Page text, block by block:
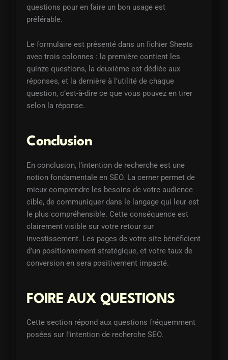
questions pour en faire un bon usage est
préférable.
Le formulaire est présenté dans un fichier Sheets
avec trois colonnes : la première contient les
quinze questions, la deuxième est dédiée aux
réponses, et la dernière à l’utilité de chaque
question, c’est-à-dire ce que vous pouvez en tirer
selon la réponse.
Conclusion
En conclusion, l’intention de recherche est une
notion fondamentale en SEO. La cerner permet de
mieux comprendre les besoins de votre audience
cible, de communiquer dans le langage qui leur est
le plus compréhensible. Cette conséquence est
clairement visible sur votre retour sur
investissement. Les pages de votre site bénéficient
d’un positionnement stratégique, et votre taux de
conversion en sera positivement impacté.
FOIRE AUX QUESTIONS
Cette section répond aux questions fréquemment
posées sur l’intention de recherche SEO.